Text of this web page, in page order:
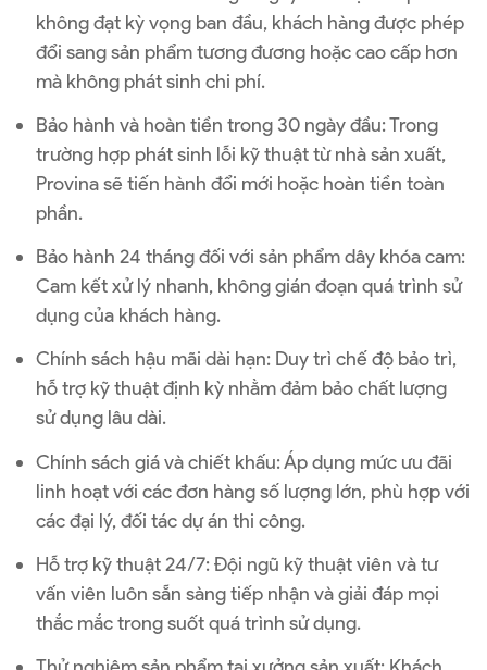
không đạt kỳ vọng ban đầu, khách hàng được phép
đổi sang sản phẩm tương đương hoặc cao cấp hơn
mà không phát sinh chi phí.
Bảo hành và hoàn tiền trong 30 ngày đầu: Trong
trường hợp phát sinh lỗi kỹ thuật từ nhà sản xuất,
Provina sẽ tiến hành đổi mới hoặc hoàn tiền toàn
phần.
Bảo hành 24 tháng đối với sản phẩm dây khóa cam:
Cam kết xử lý nhanh, không gián đoạn quá trình sử
dụng của khách hàng.
Chính sách hậu mãi dài hạn: Duy trì chế độ bảo trì,
hỗ trợ kỹ thuật định kỳ nhằm đảm bảo chất lượng
sử dụng lâu dài.
Chính sách giá và chiết khấu: Áp dụng mức ưu đãi
linh hoạt với các đơn hàng số lượng lớn, phù hợp với
các đại lý, đối tác dự án thi công.
Hỗ trợ kỹ thuật 24/7: Đội ngũ kỹ thuật viên và tư
vấn viên luôn sẵn sàng tiếp nhận và giải đáp mọi
thắc mắc trong suốt quá trình sử dụng.